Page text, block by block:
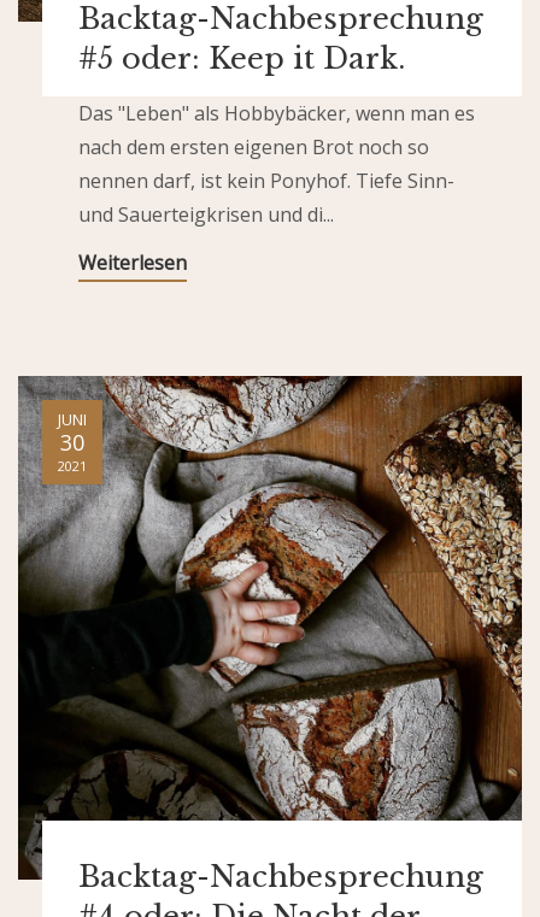
Backtag-Nachbesprechung
#5 oder: Keep it Dark.
Das "Leben" als Hobbybäcker, wenn man es
nach dem ersten eigenen Brot noch so
nennen darf, ist kein Ponyhof. Tiefe Sinn-
und Sauerteigkrisen und di...
Weiterlesen
JUNI
30
2021
Backtag-Nachbesprechung